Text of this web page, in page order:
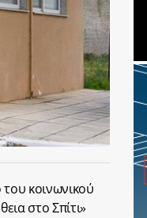
κοινωνικού
στο Σπίτι»